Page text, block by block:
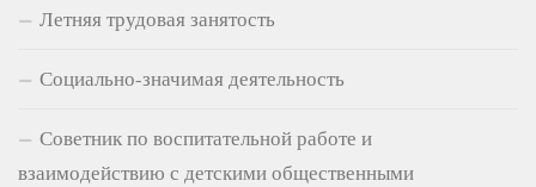
Летняя трудовая занятость
Социально-значимая деятельность
Советник по воспитательной работе и
взаимодействию с детскими общественными